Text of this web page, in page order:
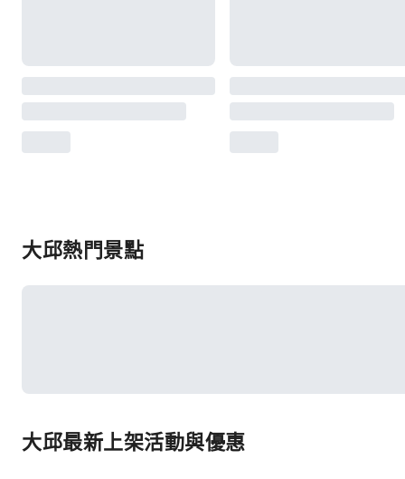
大邱熱門景點
大邱最新上架活動與優惠